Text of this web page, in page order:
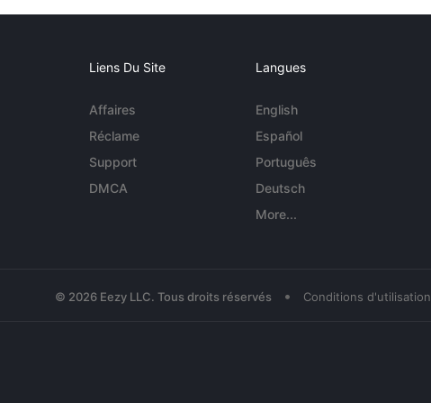
Liens Du Site
Affaires
Réclame
Support
DMCA
Langues
English
Español
Português
Deutsch
More...
© 2026 Eezy LLC. Tous droits réservés • Conditions d'utilisation